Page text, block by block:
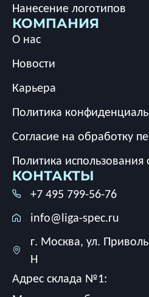
Нанесение логотипов
КОМПАНИЯ
О нас
Новости
Карьера
Политика
Согласие на обработку
Политика
КОНТАКТЫ
+7 495 799-56-76
info@liga-spec.ru
г. Москва, ул.
Н
Адрес склада №1: